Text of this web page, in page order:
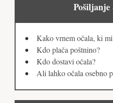
Kako vrnem očala, ki
Kdo plača poštnino?
Kdo dostavi očala?
Ali lahko očala osebno